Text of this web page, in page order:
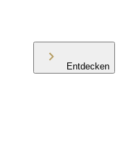
Entdecken